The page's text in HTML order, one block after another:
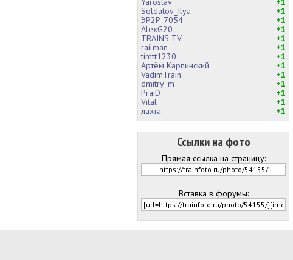
Soldatov_Ilya
+1
ЭР2Р-7054
+1
AlexG20
+1
TRAINS TV
+1
railman
+1
timtt1230
+1
Артём Карпинский
+1
VadimTrain
+1
dmitry_m
+1
PraiD
+1
Vital
+1
лахта
+1
Ссылки на фото
Прямая ссылка на страницу:
Вставка в форумы: